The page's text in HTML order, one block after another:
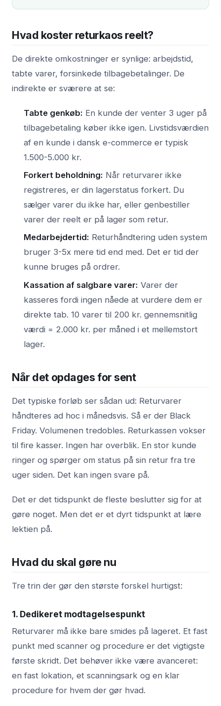
Hvad koster returkaos reelt?
De direkte omkostninger er synlige: arbejdstid,
tabte varer, forsinkede tilbagebetalinger. De
indirekte er sværere at se:
Tabte genkøb: En kunde der venter 3 uger på
tilbagebetaling køber ikke igen. Livstidsværdien
af en kunde i dansk e-commerce er typisk
1.500-5.000 kr.
Forkert beholdning: Når returvarer ikke
registreres, er din lagerstatus forkert. Du
sælger varer du ikke har, eller genbestiller
varer der reelt er på lager som retur.
Medarbejdertid: Returhåndtering uden system
bruger 3-5x mere tid end med. Det er tid der
kunne bruges på ordrer.
Kassation af salgbare varer: Varer der
kasseres fordi ingen nåede at vurdere dem er
direkte tab. 10 varer til 200 kr. gennemsnitlig
værdi = 2.000 kr. per måned i et mellemstort
lager.
Når det opdages for sent
Det typiske forløb ser sådan ud: Returvarer
håndteres ad hoc i månedsvis. Så er der Black
Friday. Volumenen tredobles. Returkassen vokser
til fire kasser. Ingen har overblik. En stor kunde
ringer og spørger om status på sin retur fra tre
uger siden. Det kan ingen svare på.
Det er det tidspunkt de fleste beslutter sig for at
gøre noget. Men det er et dyrt tidspunkt at lære
lektien på.
Hvad du skal gøre nu
Tre trin der gør den største forskel hurtigst:
1. Dedikeret modtagelsespunkt
Returvarer må ikke bare smides på lageret. Et fast
punkt med scanner og procedure er det vigtigste
første skridt. Det behøver ikke være avanceret:
en fast lokation, et scanningsark og en klar
procedure for hvem der gør hvad.